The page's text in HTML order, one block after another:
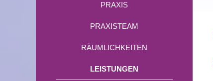
PRAXIS
PRAXISTEAM
RÄUMLICHKEITEN
LEISTUNGEN